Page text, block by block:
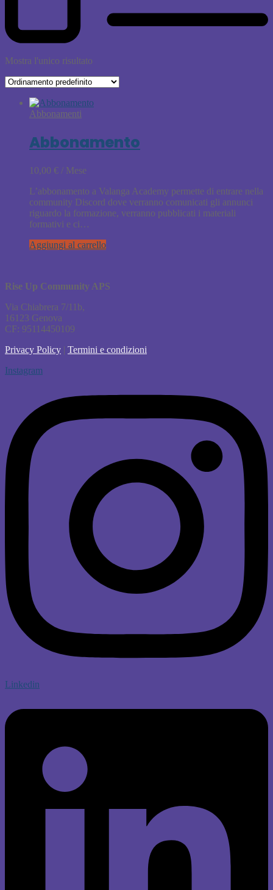
Mostra l'unico risultato
Abbonamenti
Abbonamento
10,00 € / Mese
L’abbonamento a Valanga Academy permette di entrare nella
community Discord dove verranno comunicati gli annunci
riguardo la formazione, verranno pubblicati i materiali
formativi e ci…
Aggiungi al carrello
Rise Up Community APS
Via Chiabrera 7/11b,
16123 Genova
CF: 95114450109
Privacy Policy | Termini e condizioni
Instagram
Linkedin